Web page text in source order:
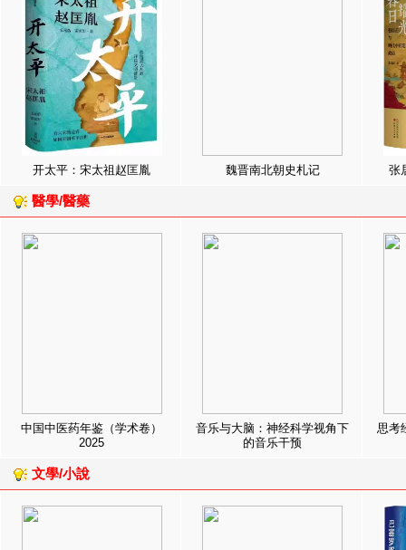
开太平：宋太祖赵匡胤 魏晋南北朝史札记 张
醫學/醫藥
中国中医药年鉴（学术卷）
2025
音乐与大脑：神经科学视角下
的音乐干预
思考
文學/小說